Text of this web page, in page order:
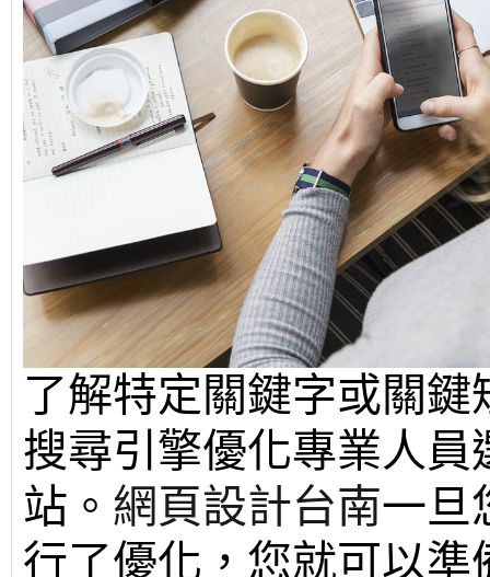
了解特定關鍵字或關
搜尋引擎優化專業人
站。 網頁設計台南一旦
行了優化，您就可以